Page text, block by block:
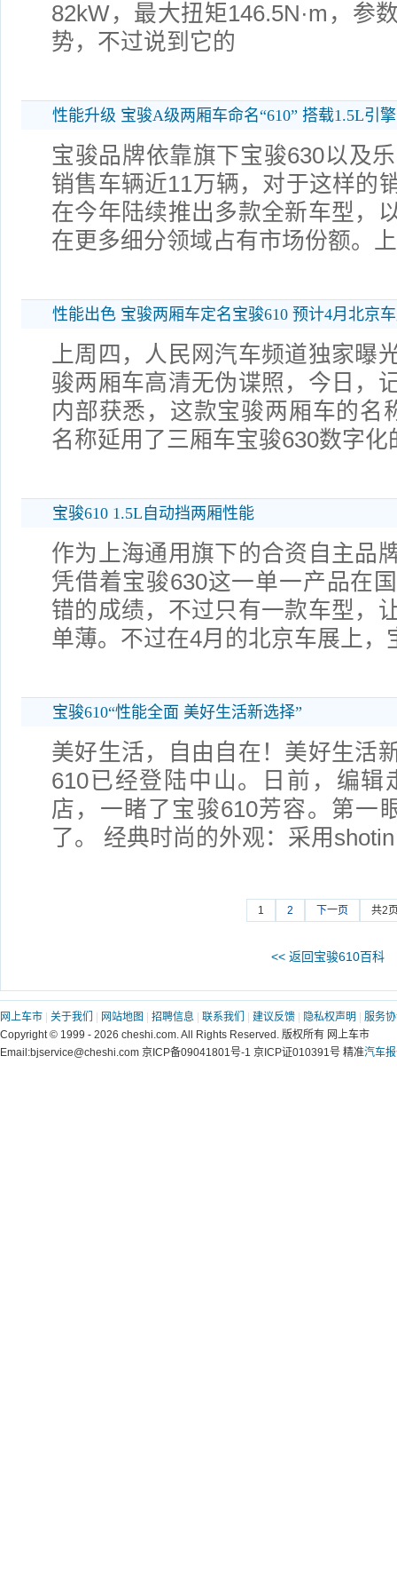
82kW，最大扭矩146.5N·m，参
势，不过说到它的
性能升级 宝骏A级两厢车命名“610” 搭载1.5L引擎
宝骏品牌依靠旗下宝骏630以及
销售车辆近11万辆，对于这样的
在今年陆续推出多款全新车型，
在更多细分领域占有市场份额。
性能出色 宝骏两厢车定名宝骏610 预计4月北京
上周四，人民网汽车频道独家曝
骏两厢车高清无伪谍照，今日，
内部获悉，这款宝骏两厢车的名
名称延用了三厢车宝骏630数字
宝骏610 1.5L自动挡两厢性能
作为上海通用旗下的合资自主品
凭借着宝骏630这一单一产品在
错的成绩，不过只有一款车型，
单薄。不过在4月的北京车展上，
宝骏610“性能全面 美好生活新选择”
美好生活，自由自在！美好生活
610已经登陆中山。日前，编辑
店，一睹了宝骏610芳容。第一
了。 经典时尚的外观：采用shotin
1 2 下一页 共2
<< 返回宝骏610百科
网上车市 关于我们 网站地图 招聘信息 联系我们 建议反馈 隐私权声明
服务
Copyright © 1999 - 2026 cheshi.com. All Rights Reserved. 版权所有 网上车市
Email:bjservice@cheshi.com 京ICP备09041801号-1 京ICP证010391号 精准汽车